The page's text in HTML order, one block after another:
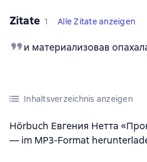
Zitate 1 Alle Zitate anzeigen
и материализовав
Inhaltsverzeichnis anzeigen
Hörbuch Евгения Нетта
— im MP3-Format